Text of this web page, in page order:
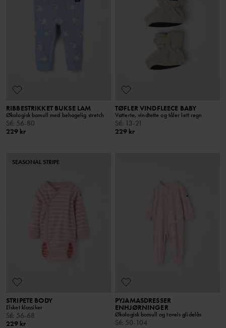
RIBBESTRIKKET BUKSE LAM
Økologisk bomull med behagelig stretch
Stl: 56-80
229 kr
TØFLER VINDFLEECE BABY
Vatterte, vindtette og tåler lett regn
Stl: 13-21
229 kr
SEASONAL STRIPE
STRIPETE BODY
Elsket klassiker
Stl: 56-68
229 kr
PYJAMASDRESSER
ENHJØRNINGER
Økologisk bomull og toveis glidelås
Stl: 50-104